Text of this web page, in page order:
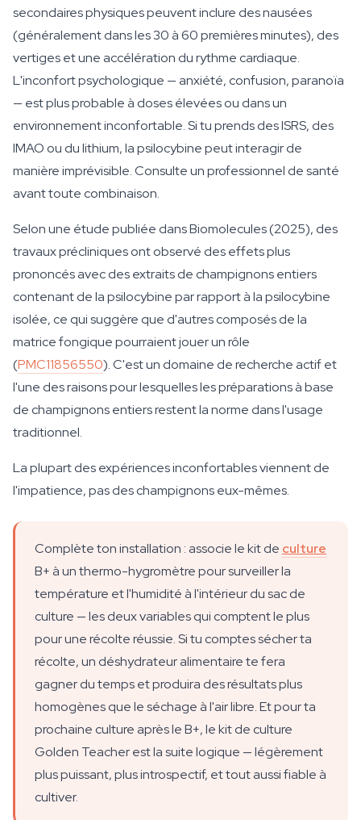
secondaires physiques peuvent inclure des nausées
(généralement dans les 30 à 60 premières minutes), des
vertiges et une accélération du rythme cardiaque.
L'inconfort psychologique — anxiété, confusion, paranoïa
— est plus probable à doses élevées ou dans un
environnement inconfortable. Si tu prends des ISRS, des
IMAO ou du lithium, la psilocybine peut interagir de
manière imprévisible. Consulte un professionnel de santé
avant toute combinaison.
Selon une étude publiée dans Biomolecules (2025), des
travaux précliniques ont observé des effets plus
prononcés avec des extraits de champignons entiers
contenant de la psilocybine par rapport à la psilocybine
isolée, ce qui suggère que d'autres composés de la
matrice fongique pourraient jouer un rôle
(PMC11856550). C'est un domaine de recherche actif et
l'une des raisons pour lesquelles les préparations à base
de champignons entiers restent la norme dans l'usage
traditionnel.
La plupart des expériences inconfortables viennent de
l'impatience, pas des champignons eux-mêmes.
Complète ton installation : associe le kit de culture
B+ à un thermo-hygromètre pour surveiller la
température et l'humidité à l'intérieur du sac de
culture — les deux variables qui comptent le plus
pour une récolte réussie. Si tu comptes sécher ta
récolte, un déshydrateur alimentaire te fera
gagner du temps et produira des résultats plus
homogènes que le séchage à l'air libre. Et pour ta
prochaine culture après le B+, le kit de culture
Golden Teacher est la suite logique — légèrement
plus puissant, plus introspectif, et tout aussi fiable à
cultiver.